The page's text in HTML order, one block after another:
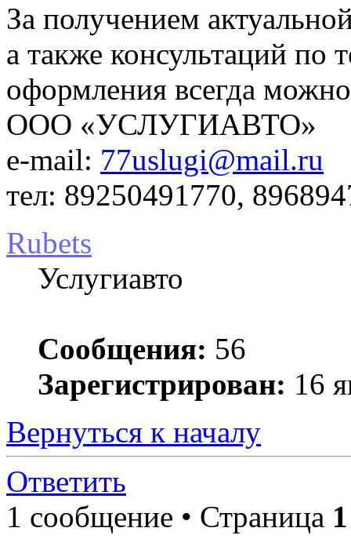
За получением
а также консультаций по
оформления всегда
ООО «УСЛУГИАВТО»
e-mail: 77uslugi@mail.ru
тел: 89250491770,
Rubets
Услугиавто
Сообщения: 56
Зарегистрирован: 16
Вернуться к началу
Ответить
1 сообщение • Страница 1